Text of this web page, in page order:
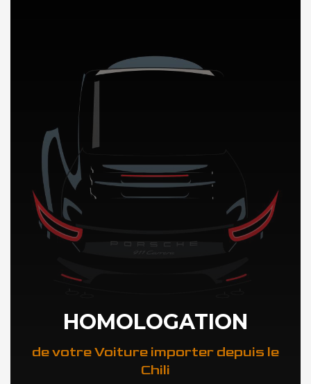
DÉCOUVREZ NOTRE IMPORTATION AUTO au Chili
HOMOLOGATION
de votre Voiture importer depuis le
Chili